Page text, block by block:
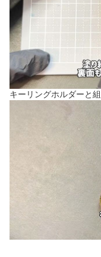
キーリングホルダーと